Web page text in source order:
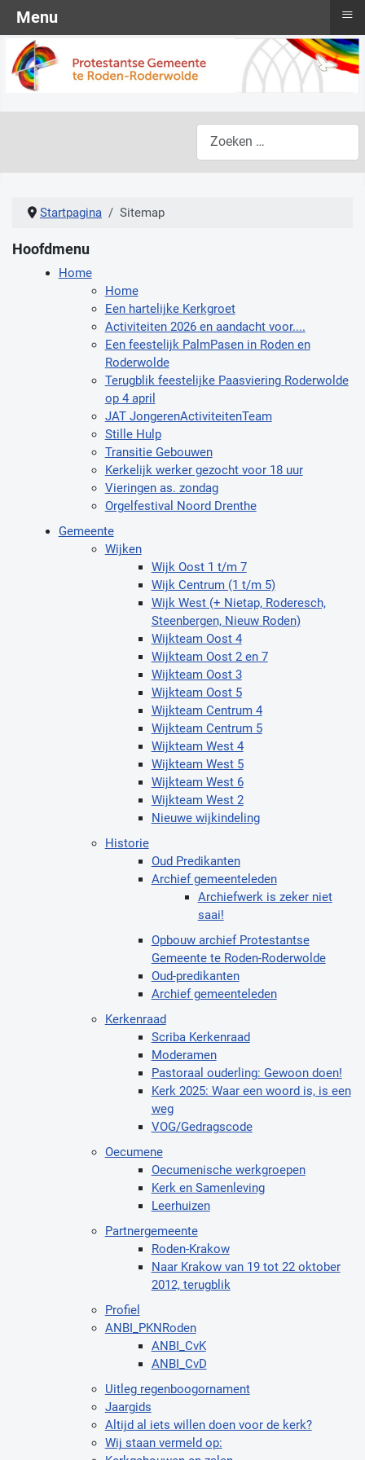
Startpagina Sitemap
Hoofdmenu
Home
Home
Een hartelijke Kerkgroet
Activiteiten 2026 en aandacht voor....
Een feestelijk PalmPasen in Roden en
Roderwolde
Terugblik feestelijke Paasviering Roderwolde
op 4 april
JAT JongerenActiviteitenTeam
Stille Hulp
Transitie Gebouwen
Kerkelijk werker gezocht voor 18 uur
Vieringen as. zondag
Orgelfestival Noord Drenthe
Gemeente
Wijken
Wijk Oost 1 t/m 7
Wijk Centrum (1 t/m 5)
Wijk West (+ Nietap, Roderesch,
Steenbergen, Nieuw Roden)
Wijkteam Oost 4
Wijkteam Oost 2 en 7
Wijkteam Oost 3
Wijkteam Oost 5
Wijkteam Centrum 4
Wijkteam Centrum 5
Wijkteam West 4
Wijkteam West 5
Wijkteam West 6
Wijkteam West 2
Nieuwe wijkindeling
Historie
Oud Predikanten
Archief gemeenteleden
Archiefwerk is zeker niet
saai!
Opbouw archief Protestantse
Gemeente te Roden-Roderwolde
Oud-predikanten
Archief gemeenteleden
Kerkenraad
Scriba Kerkenraad
Moderamen
Pastoraal ouderling: Gewoon doen!
Kerk 2025: Waar een woord is, is een
weg
VOG/Gedragscode
Oecumene
Oecumenische werkgroepen
Kerk en Samenleving
Leerhuizen
Partnergemeente
Roden-Krakow
Naar Krakow van 19 tot 22 oktober
2012, terugblik
Profiel
ANBI_PKNRoden
ANBI_CvK
ANBI_CvD
Uitleg regenboogornament
Jaargids
Altijd al iets willen doen voor de kerk?
Wij staan vermeld op:
Menu ≡